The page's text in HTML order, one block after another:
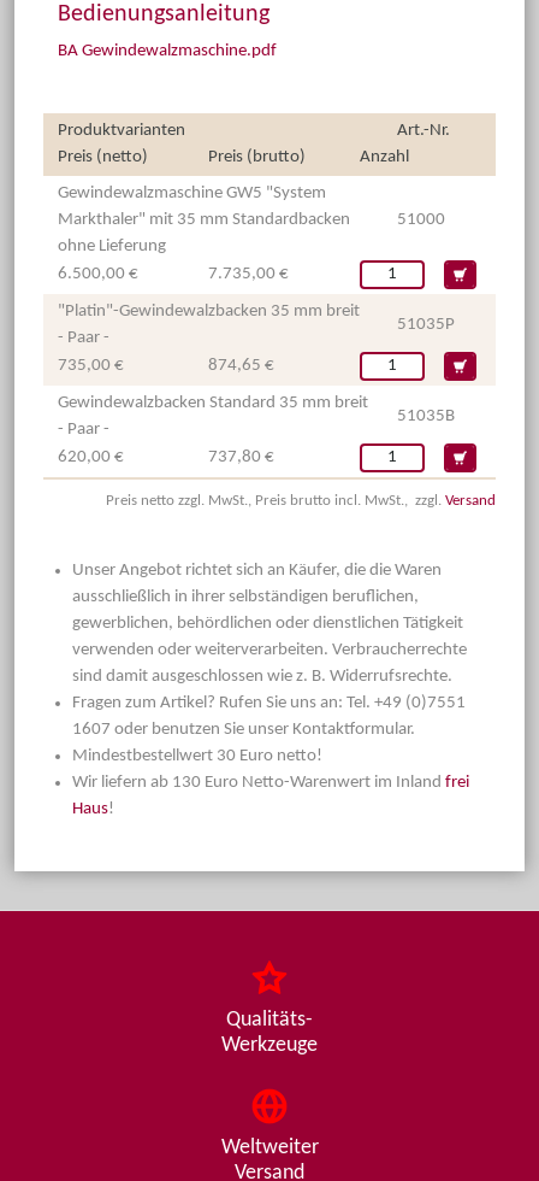
Bedienungsanleitung
BA Gewindewalzmaschine.pdf
Produktvarianten
Art.-Nr.
Preis (netto)
Preis (brutto)
Anzahl
Gewindewalzmaschine GW5 "System
Markthaler" mit 35 mm Standardbacken
ohne Lieferung
51000
6.500,00 € 7.735,00 €
"Platin"-Gewindewalzbacken 35 mm breit
- Paar -
51035P
735,00 € 874,65 €
Gewindewalzbacken Standard 35 mm breit
- Paar -
51035B
620,00 € 737,80 €
Preis netto zzgl. MwSt., Preis brutto incl. MwSt., zzgl. Versand
Unser Angebot richtet sich an Käufer, die die Waren
ausschließlich in ihrer selbständigen beruflichen,
gewerblichen, behördlichen oder dienstlichen Tätigkeit
verwenden oder weiterverarbeiten. Verbraucherrechte
sind damit ausgeschlossen wie z. B. Widerrufsrechte.
Fragen zum Artikel? Rufen Sie uns an: Tel. +49 (0)7551
1607 oder benutzen Sie unser Kontaktformular.
Mindestbestellwert 30 Euro netto!
Wir liefern ab 130 Euro Netto-Warenwert im Inland frei
Haus!
Qualitäts-
Werkzeuge
Weltweiter
Versand